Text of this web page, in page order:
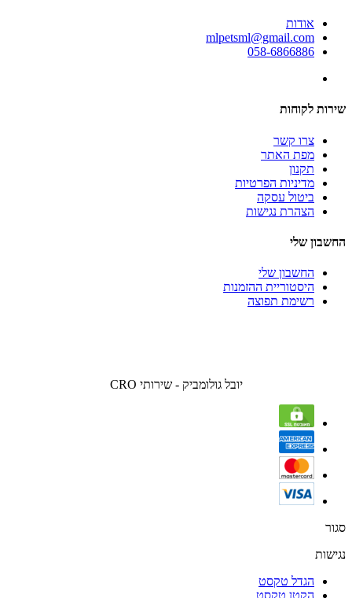
אודות
mlpetsml@gmail.com
058-6866886
שירות לקוחות
צרו קשר
מפת האתר
תקנון
מדיניות הפרטיות
ביטול עסקה
הצהרת נגישות
החשבון שלי
החשבון שלי
היסטוריית ההזמנות
רשימת תפוצה
יובל גולומביק - שירותי CRO
סגור
נגישות
הגדל טקסט